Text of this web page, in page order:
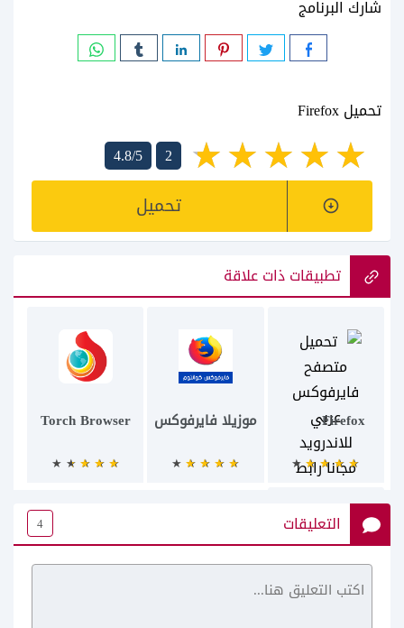
شارك البرنامج
تحميل Firefox
4.8/5
2
تحميل
تطبيقات ذات علاقة
Firefox موزيلا فايرفوكس Torch Browser
Safari
التعليقات 4